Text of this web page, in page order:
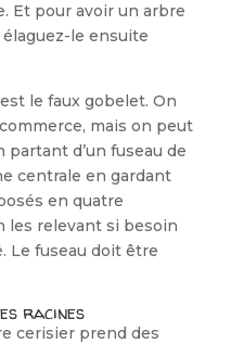
Et pour avoir un arbre
le ensuite
le faux gobelet. On
mais on peut
d’un fuseau de
centrale en gardant
en quatre
les relevant si besoin
Le fuseau doit être
racines
cerisier prend des